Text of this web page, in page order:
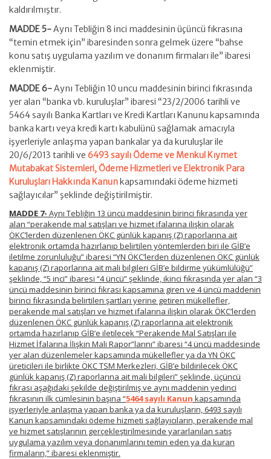
kaldırılmıştır.
MADDE 5-Aynı Tebliğin 8 inci maddesinin üçüncü fıkrasına
“temin etmek için” ibaresinden sonra gelmek üzere “bahse
konu satış uygulama yazılım ve donanım firmaları ile” ibaresi
eklenmiştir.
MADDE 6-Aynı Tebliğin 10 uncu maddesinin birinci fıkrasında
yer alan “banka vb. kuruluşlar” ibaresi “23/2/2006 tarihli ve
5464 sayılı Banka Kartları ve Kredi Kartları Kanunu kapsamında
banka kartı veya kredi kartı kabulünü sağlamak amacıyla
işyerleriyle anlaşma yapan bankalar ya da kuruluşlar ile
20/6/2013 tarihli ve 6493 sayılı Ödeme ve Menkul Kıymet
Mutabakat Sistemleri, Ödeme Hizmetleri ve Elektronik Para
Kuruluşları Hakkında Kanunkapsamındaki ödeme hizmeti
sağlayıcılar” şeklinde değiştirilmiştir.
MADDE 7- Aynı Tebliğin 13 üncü maddesinin birinci fıkrasında yer
alan “perakende mal satışları ve hizmet ifalarına ilişkin olarak
ÖKC’lerden düzenlenen ÖKC günlük kapanış (Z) raporlarına ait
elektronik ortamda hazırlanıp belirtilen yöntemlerden biri ile GİB’e
iletilme zorunluluğu” ibaresi “YN ÖKC’lerden düzenlenen ÖKC günlük
kapanış (Z) raporlarına ait mali bilgileri GİB’e bildirme yükümlülüğü”
şeklinde, “5 inci” ibaresi “4 üncü” şeklinde, ikinci fıkrasında yer alan “3
üncü maddesinin birinci fıkrası kapsamına giren ve 4 üncü maddenin
birinci fıkrasında belirtilen şartları yerine getiren mükellefler,
perakende mal satışları ve hizmet ifalarına ilişkin olarak ÖKC’lerden
düzenlenen ÖKC günlük kapanış (Z) raporlarına ait elektronik
ortamda hazırlanıp GİB’e iletilecek “Perakende Mal Satışları ile
Hizmet İfalarına İlişkin Mali Rapor”larını” ibaresi “4 üncü maddesinde
yer alan düzenlemeler kapsamında mükellefler ya da YN ÖKC
üreticileri ile birlikte ÖKC TSM Merkezleri, GİB’e bildirilecek ÖKC
günlük kapanış (Z) raporlarına ait mali bilgileri” şeklinde, üçüncü
fıkrası aşağıdaki şekilde değiştirilmiş ve aynı maddenin yedinci
fıkrasının ilk cümlesinin başına “5464 sayılı Kanun kapsamında
işyerleriyle anlaşma yapan banka ya da kuruluşların, 6493 sayılı
Kanun kapsamındaki ödeme hizmeti sağlayıcıların, perakende mal
ve hizmet satışlarının gerçekleştirilmesinde yararlanılan satış
uygulama yazılım veya donanımlarını temin eden ya da kuran
firmaların,” ibaresi eklenmiştir.